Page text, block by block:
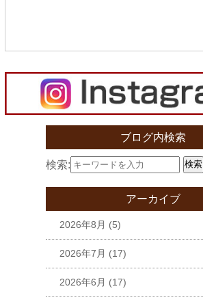
ブログ内検索
検索: 検索
アーカイブ
2026年8月 (5)
2026年7月 (17)
2026年6月 (17)